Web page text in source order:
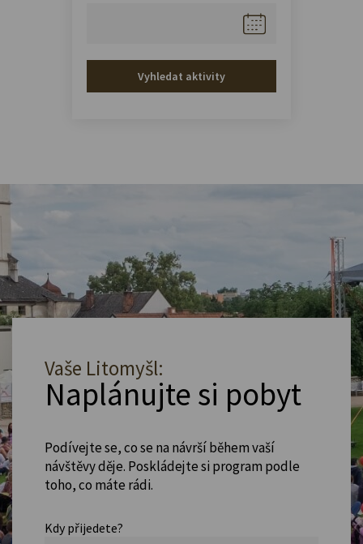
Vyhledat aktivity
Vaše Litomyšl:
Naplánujte si pobyt
Podívejte se, co se na návrší během vaší
návštěvy děje. Poskládejte si program podle
toho, co máte rádi.
Kdy přijedete?